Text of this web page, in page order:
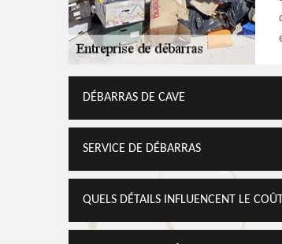
DÉBARRAS DE CAVE
SERVICE DE DÉBARRAS
QUELS DÉTAILS INFLUENCENT LE